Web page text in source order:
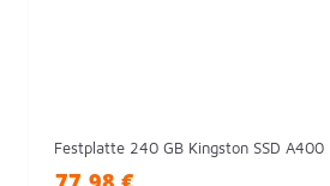
Festplatte 240 GB Kingston SSD A400